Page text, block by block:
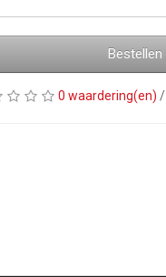
Bestellen
0 waardering(en) /